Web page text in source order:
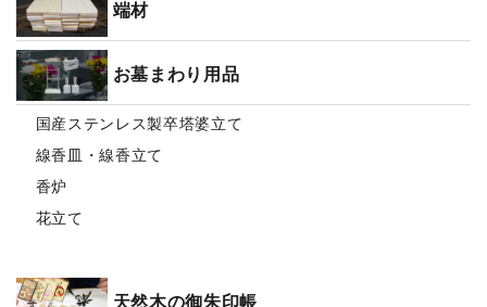
端材
お墓まわり用品
国産ステンレス製卒塔婆立て
線香皿・線香立て
香炉
花立て
天然木の御朱印帳